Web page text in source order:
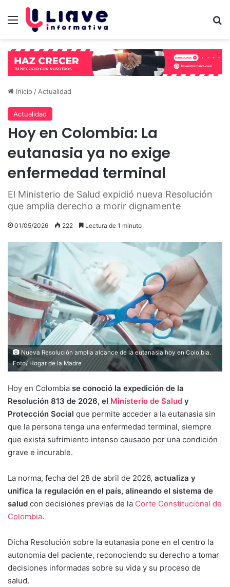
Menú
Inicio / Actualidad
Actualidad
Hoy en Colombia: La
eutanasia ya no exige
enfermedad terminal
El Ministerio de Salud expidió nueva Resolución
que amplia derecho a morir dignamente
01/05/2026 222 Lectura de 1 minuto
Nueva Resolución amplia alcance de la eutanasia hoy en Colo,bia.
Foto/ Hogar de la Madre
Hoy en Colombia se conoció la expedición de la
Resolución 813 de 2026, el Ministerio de Salud y
Protección Social que permite acceder a la eutanasia sin
que la persona tenga una enfermedad terminal, siempre
que exista sufrimiento intenso causado por una condición
grave e incurable.
La norma, fecha del 28 de abril de 2026, actualiza y
unifica la regulación en el país, alineando el sistema de
salud con decisiones previas de la Corte Constitucional de
Colombia.
Dicha Resolución sobre la eutanasia pone en el centro la
autonomía del paciente, reconociendo su derecho a tomar
decisiones informadas sobre su vida y su proceso de
salud.